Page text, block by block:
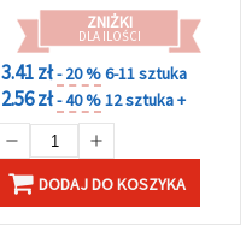
ZNIŻKI
DLA ILOŚCI
3.41 zł- 20 %6-11 sztuka
2.56 zł- 40 %12 sztuka +
DODAJ DO KOSZYKA